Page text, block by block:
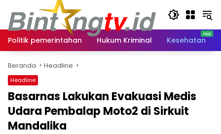
konten
Politik pemerintahan
Hukum Kriminal Kesehatan
Beranda Headline
Headline
Basarnas Lakukan Evakuasi Medis
Udara Pembalap Moto2 di Sirkuit
Mandalika